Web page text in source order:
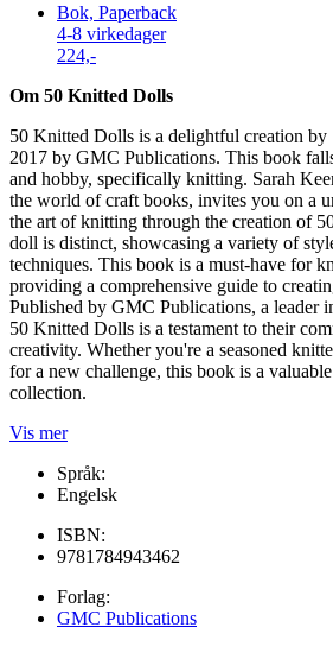
Bok, Paperback
4-8 virkedager
224,-
Om 50 Knitted Dolls
50 Knitted Dolls is a delightful creation by
2017 by GMC Publications. This book
and hobby, specifically knitting. Sarah
the world of craft books, invites you on a
the art of knitting through the creation of
doll is distinct, showcasing a variety of
techniques. This book is a must-have for
providing a comprehensive guide to
Published by GMC Publications, a leader
50 Knitted Dolls is a testament to their
creativity. Whether you're a seasoned
for a new challenge, this book is a
collection.
Vis mer
Språk:
Engelsk
ISBN:
9781784943462
Forlag:
GMC Publications